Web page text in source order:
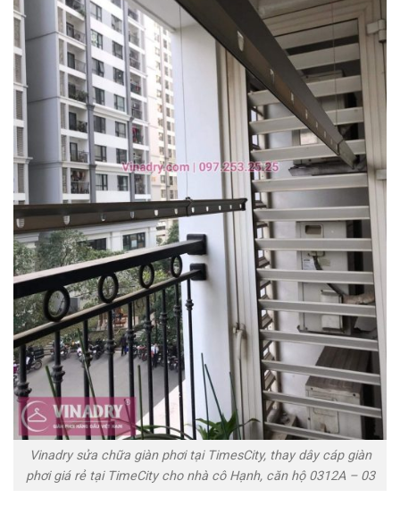
Vinadry sửa chữa giàn phơi tại TimesCity, thay dây cáp giàn
phơi giá rẻ tại TimeCity cho nhà cô Hạnh, căn hộ 0312A – 03